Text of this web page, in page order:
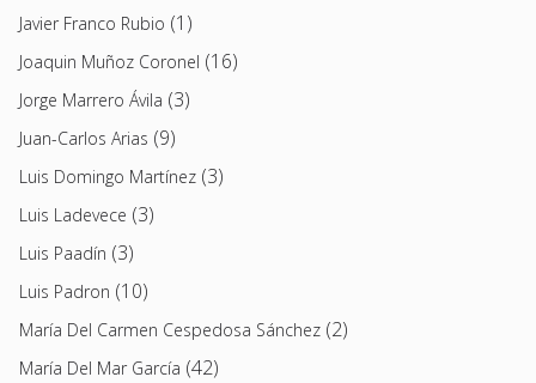
Javier Franco Rubio (1)
Joaquin Muñoz Coronel (16)
Jorge Marrero Ávila (3)
Juan-Carlos Arias (9)
Luis Domingo Martínez (3)
Luis Ladevece (3)
Luis Paadín (3)
Luis Padron (10)
María Del Carmen Cespedosa Sánchez (2)
María Del Mar García (42)